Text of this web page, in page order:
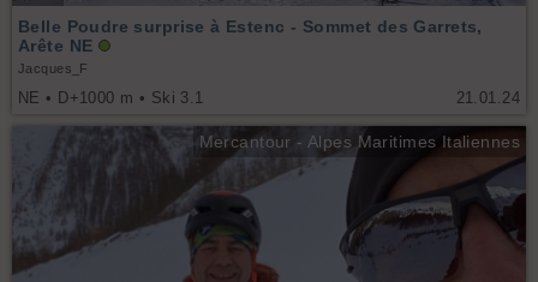
21.01.24
Belle Poudre surprise à Estenc - Sommet des Garrets,
Arête NE
Jacques_F
NE • D+1000 m • Ski 3.1
Mercantour - Alpes Maritimes Italiennes